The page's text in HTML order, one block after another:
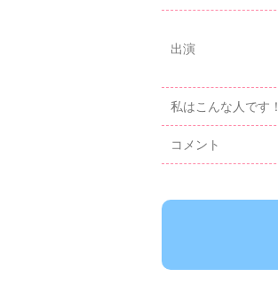
出演
私はこんな人です！
コメント